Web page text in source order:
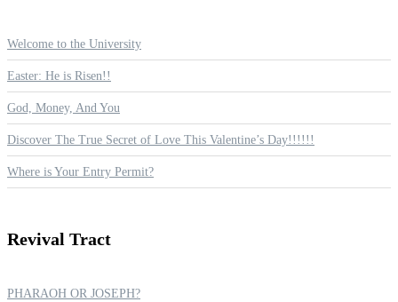
Welcome to the University
Easter: He is Risen!!
God, Money, And You
Discover The True Secret of Love This Valentine’s Day!!!!!!
Where is Your Entry Permit?
Revival Tract
PHARAOH OR JOSEPH?